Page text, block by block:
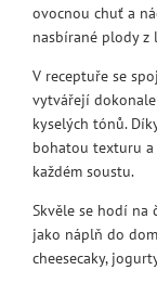
ovocnou chuť a
nasbírané plody z
V receptuře se
vytvářejí
kyselých tónů.
bohatou texturu
každém soustu.
Skvěle se hodí na
jako náplň do
cheesecaky,